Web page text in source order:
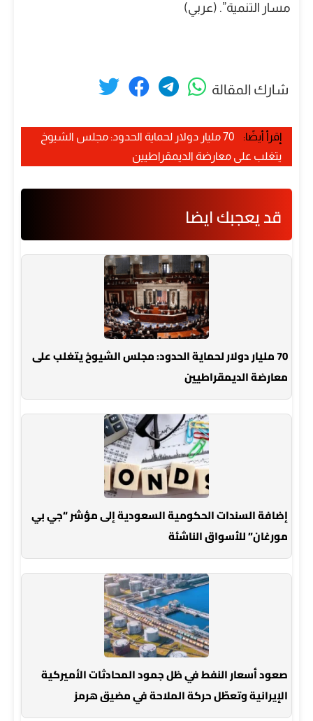
مسار التنمية”. (عربي)
شارك المقالة
إقرأ أيضًا:
70 مليار دولار لحماية الحدود: مجلس الشيوخ
يتغلب على معارضة الديمقراطيين
قد يعجبك ايضا
70 مليار دولار لحماية الحدود: مجلس الشيوخ يتغلب على
معارضة الديمقراطيين
إضافة السندات الحكومية السعودية إلى مؤشر “جي بي
مورغان” للأسواق الناشئة
صعود أسعار النفط في ظل جمود المحادثات الأميركية
الإيرانية وتعطّل حركة الملاحة في مضيق هرمز